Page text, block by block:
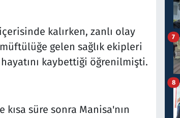
kalırken, zanlı olay
gelen sağlık ekipleri
kaybettiği öğrenilmişti.
kısa süre sonra Manisa'nın
7
8